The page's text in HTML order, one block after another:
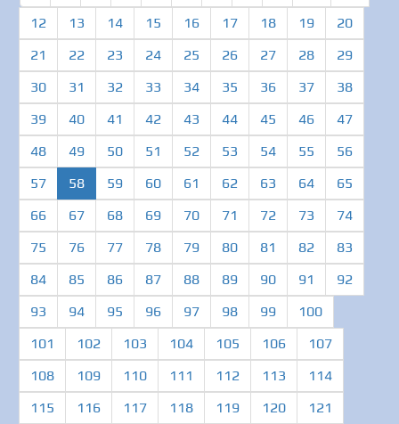
12
13 14 15 16 17 18 19
20
21
22 23 24 25 26 27 28
29
30
31 32 33 34 35 36 37
38
39
40 41 42 43 44 45 46
47
48
49 50 51 52 53 54 55
56
57
58(current)
59 60 61 62 63 64
65
66
67 68 69 70 71 72 73
74
75
76 77 78 79 80 81 82
83
84
85 86 87 88 89 90 91
92
93
94 95 96 97 98 99
100
101
102 103 104 105 106
107
108
109 110 111 112 113
114
115
116 117 118 119 120
121